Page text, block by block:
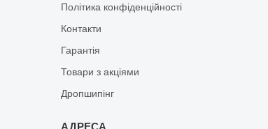
Політика конфіденційності
Контакти
Гарантія
Товари з акціями
Дропшипінг